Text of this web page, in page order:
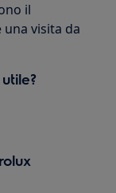
il
visita da